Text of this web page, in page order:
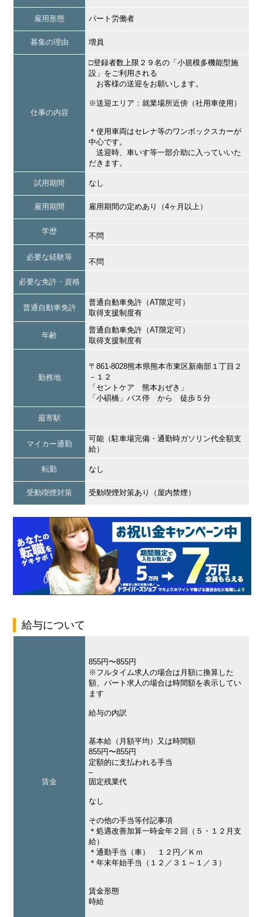
雇用形態 パート労働者
募集の理由 増員
仕事の内容
□登録者数上限２９名の「小規模多機能型施
設」をご利用される
お客様の送迎をお願いします。
※送迎エリア：就業場所近傍（社用車使用）
＊使用車両はセレナ等のワンボックスカーが
中心です。
送迎時、車いす等一部介助に入っていいた
だきます。
試用期間 なし
雇用期間 雇用期間の定めあり（4ヶ月以上）
学歴
不問
必要な経験等
不問
必要な免許・資格
普通自動車免許
普通自動車免許（AT限定可）
取得支援制度有
年齢
普通自動車免許（AT限定可）
取得支援制度有
勤務地
〒861-8028熊本県熊本市東区新南部１丁目２
－１２
「セントケア 熊本おぜき」
「小碩橋」バス停 から 徒歩５分
最寄駅
マイカー通勤
可能（駐車場完備・通勤時ガソリン代全額支
給）
転勤 なし
受動喫煙対策 受動喫煙対策あり（屋内禁煙）
給与について
賃金
855円〜855円
※フルタイム求人の場合は月額に換算した
額、パート求人の場合は時間額を表示してい
ます
給与の内訳
基本給（月額平均）又は時間額
855円〜855円
定額的に支払われる手当
–
固定残業代
なし
その他の手当等付記事項
＊処遇改善加算一時金年２回（５・１２月支
給）
＊通勤手当（車） １２円／Ｋｍ
＊年末年始手当（１２／３１～１／３）
賃金形態
時給